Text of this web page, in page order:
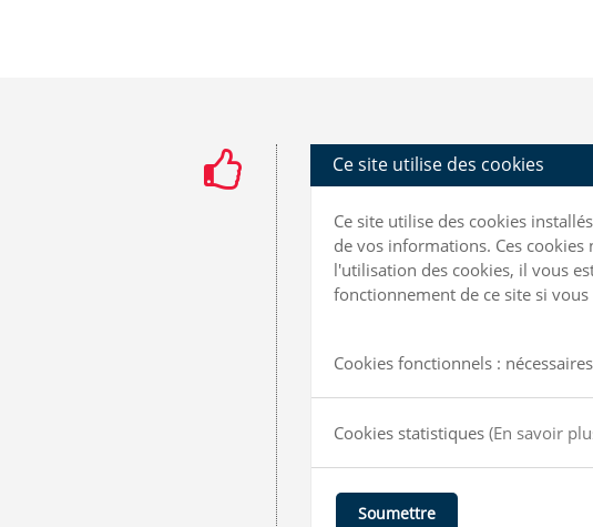
Ce site utilise des cookies
Ce site utilise des cookies
de vos informations. Ces
l'utilisation des cookies, il vous
fonctionnement de ce site si
Cookies fonctionnels :
Cookies statistiques (En savoir
Soumettre